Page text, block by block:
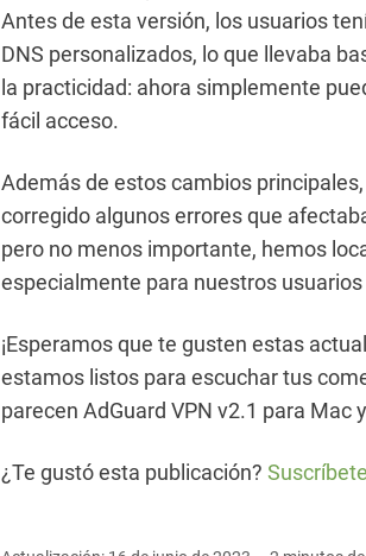
Antes de esta versión, los usuarios
DNS personalizados, lo que llevaba
la practicidad: ahora simplemente
fácil acceso.
Además de estos cambios
corregido algunos errores que
pero no menos importante, hemos
especialmente para nuestros usuarios
¡Esperamos que te gusten estas
estamos listos para escuchar tus
parecen AdGuard VPN v2.1 para Mac
¿Te gustó esta publicación?